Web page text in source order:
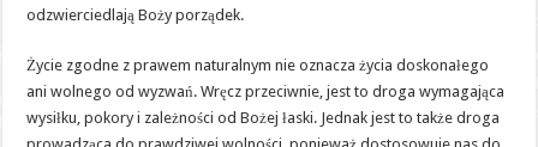
odzwierciedlają Boży porządek.
Życie zgodne z prawem naturalnym nie oznacza życia doskonałego
ani wolnego od wyzwań. Wręcz przeciwnie, jest to droga wymagająca
wysiłku, pokory i zależności od Bożej łaski. Jednak jest to także droga